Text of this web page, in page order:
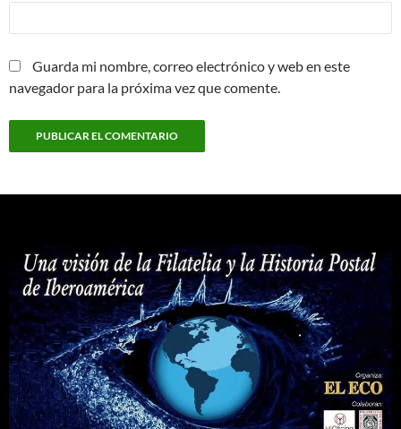
Guarda mi nombre, correo electrónico y web en este
navegador para la próxima vez que comente.